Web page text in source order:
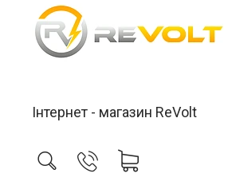
Інтернет - магазин ReVolt